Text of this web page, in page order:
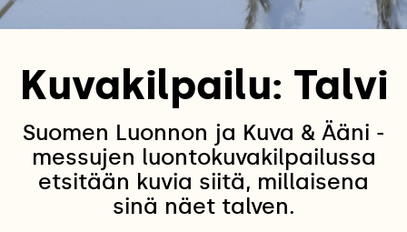
Kuvakilpailu: Talvi
Suomen Luonnon ja Kuva & Ääni -
messujen luontokuvakilpailussa
etsitään kuvia siitä, millaisena
sinä näet talven.